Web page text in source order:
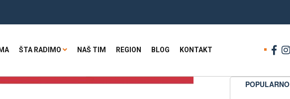
ŠTA RADIMO NAŠ TIM REGION BLOG KONTAKT
POPULARNO